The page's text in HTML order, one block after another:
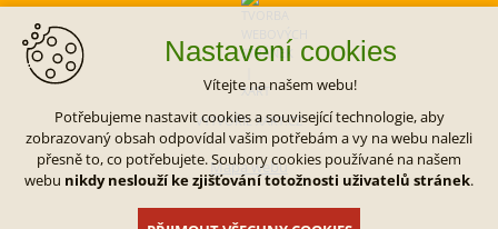
Nastavení cookies
Vítejte na našem webu!
Potřebujeme nastavit cookies a související technologie, aby
zobrazovaný obsah odpovídal vašim potřebám a vy na webu nalezli
přesně to, co potřebujete. Soubory cookies používané na našem
webu nikdy neslouží ke zjišťování totožnosti uživatelů stránek.
VYTVOŘIL XART.CZ
Mapa webu